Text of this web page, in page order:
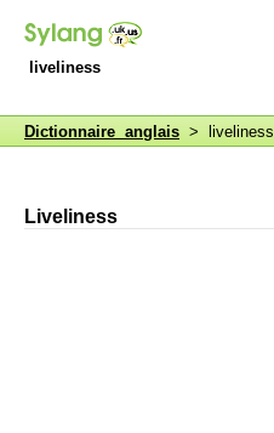
liveliness
Dictionnaire anglais > liveliness
Liveliness